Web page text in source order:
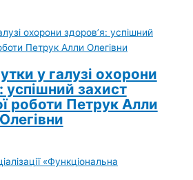
у галузі охорони
успішний захист
роботи Петрук Алли
Олегівни